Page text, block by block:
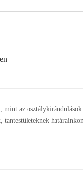
mint az
tantestületeknek